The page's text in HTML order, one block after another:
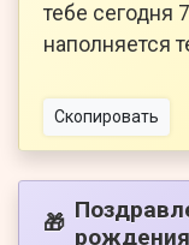
тебе сегодня
наполняется
Скопировать
🎁